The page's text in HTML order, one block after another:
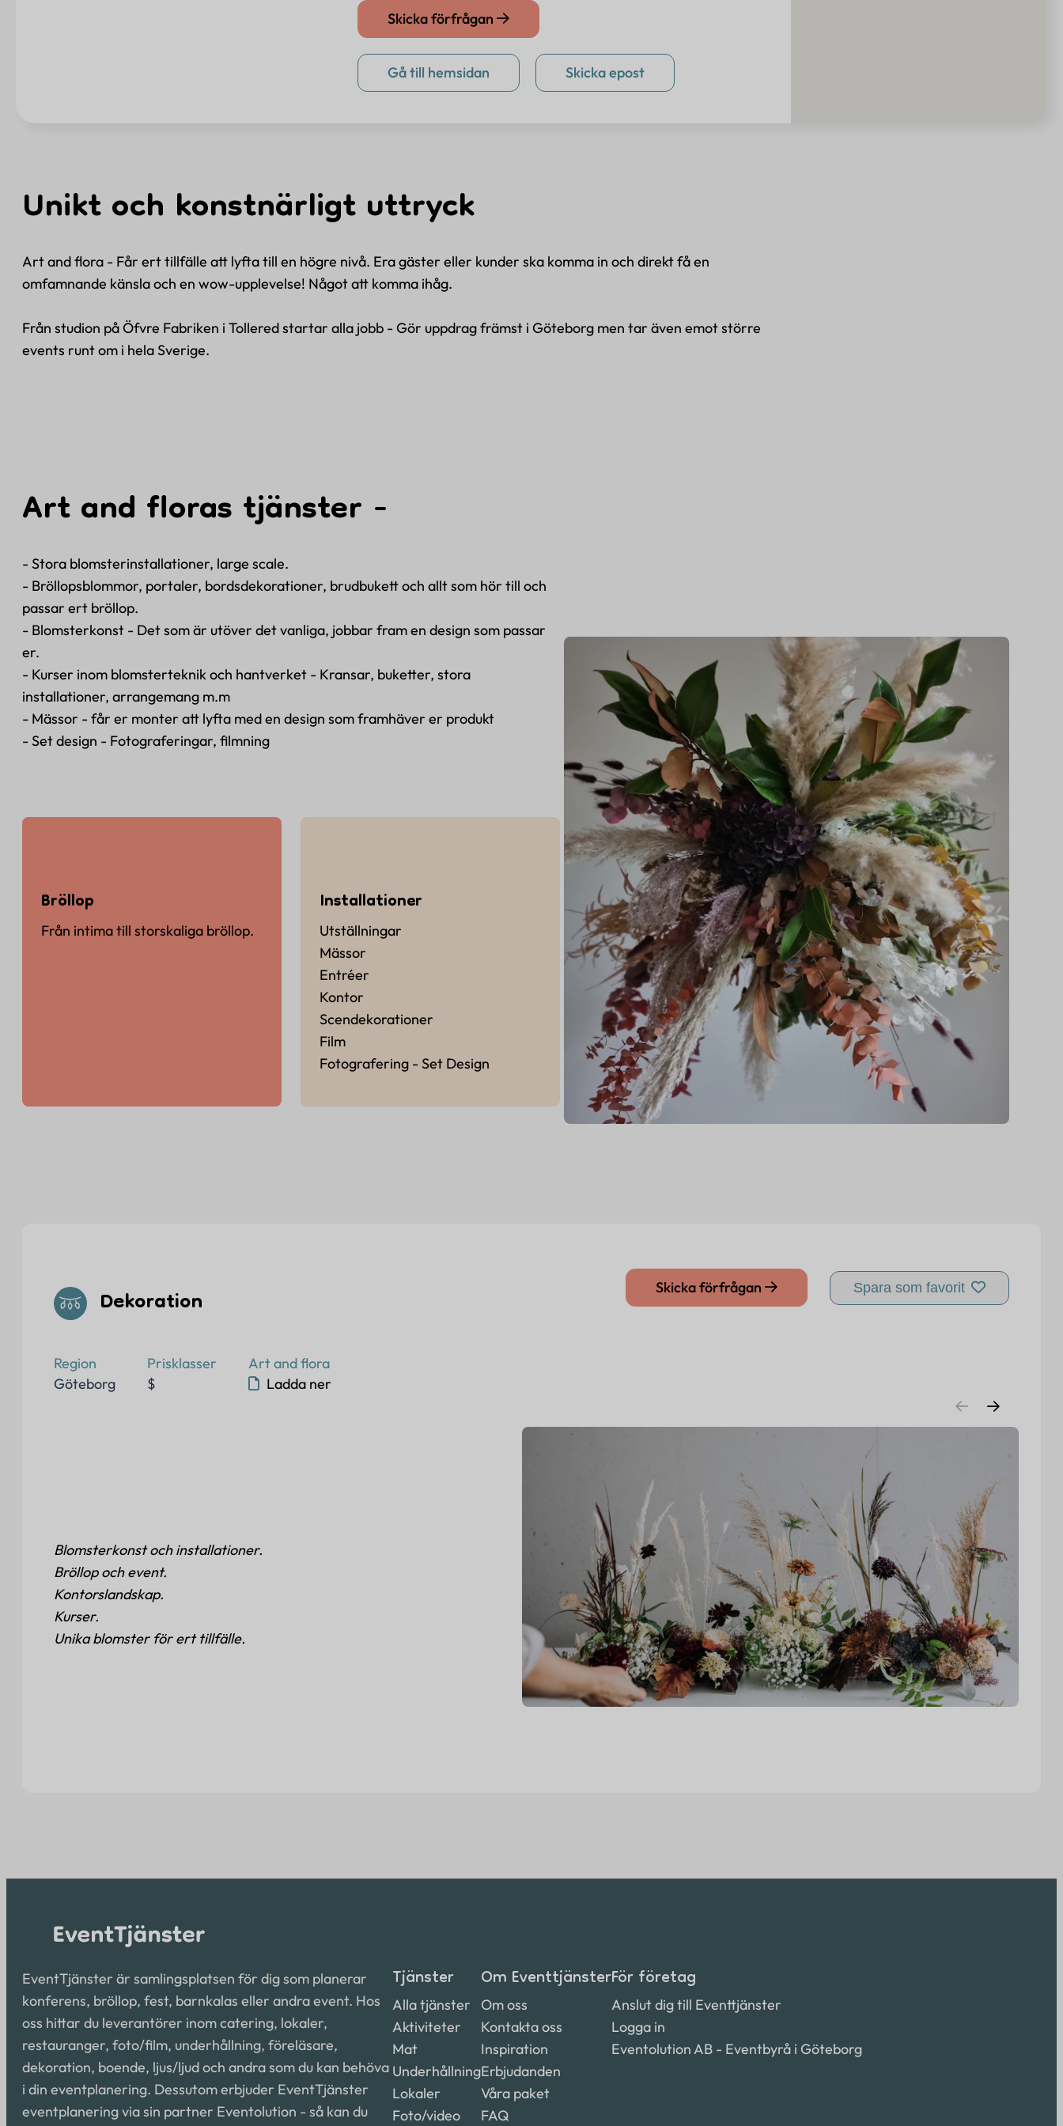
Skicka förfrågan
Gå till hemsidan Skicka epost
Unikt och konstnärligt uttryck
Art and flora - Får ert tillfälle att lyfta till en högre nivå. Era gäster eller kunder ska komma in och direkt få en
omfamnande känsla och en wow-upplevelse! Något att komma ihåg.
Från studion på Öfvre Fabriken i Tollered startar alla jobb - Gör uppdrag främst i Göteborg men tar även emot större
events runt om i hela Sverige.
Art and floras tjänster -
- Stora blomsterinstallationer, large scale.
- Bröllopsblommor, portaler, bordsdekorationer, brudbukett och allt som hör till och
passar ert bröllop.
- Blomsterkonst - Det som är utöver det vanliga, jobbar fram en design som passar
er.
- Kurser inom blomsterteknik och hantverket - Kransar, buketter, stora
installationer, arrangemang m.m
- Mässor - får er monter att lyfta med en design som framhäver er produkt
- Set design - Fotograferingar, filmning
Bröllop
Från intima till storskaliga bröllop.
Installationer
Utställningar
Mässor
Entréer
Kontor
Scendekorationer
Film
Fotografering - Set Design
Dekoration Skicka förfrågan Spara som favorit
Region
Göteborg
Prisklasser
$
Art and flora
Ladda ner
Blomsterkonst och installationer.
Bröllop och event.
Kontorslandskap.
Kurser.
Unika blomster för ert tillfälle.
EventTjänster är samlingsplatsen för dig som planerar
konferens, bröllop, fest, barnkalas eller andra event. Hos
oss hittar du leverantörer inom catering, lokaler,
restauranger, foto/film, underhållning, föreläsare,
dekoration, boende, ljus/ljud och andra som du kan behöva
i din eventplanering. Dessutom erbjuder EventTjänster
eventplanering via sin partner Eventolution - så kan du
Tjänster
Alla tjänster
Aktiviteter
Mat
Underhållning
Lokaler
Foto/video
Om Eventtjänster
Om oss
Kontakta oss
Inspiration
Erbjudanden
Våra paket
FAQ
För företag
Anslut dig till Eventtjänster
Logga in
Eventolution AB - Eventbyrå i Göteborg